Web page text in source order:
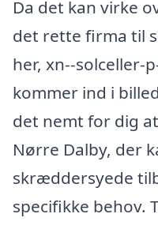
Da det kan virke
det rette firma til
her, xn--solceller-
kommer ind i
det nemt for dig
Nørre Dalby, der
skræddersyede
specifikke behov.